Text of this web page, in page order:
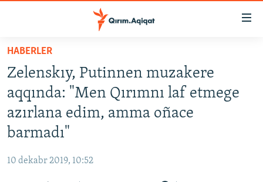
Esas
qaytmaq
Baş
navigatsiyağa
qaytmaq
Qıdıruvğa
HABERLER
İQTİSADİYAT
İNSAN AQLARI
HABERLER
Zelenskıy, Putinnen muzakere
aqqında: "Men Qırımnı laf etmege
azırlana edim, amma oñace
barmadı"
10 dekabr 2019, 10:52